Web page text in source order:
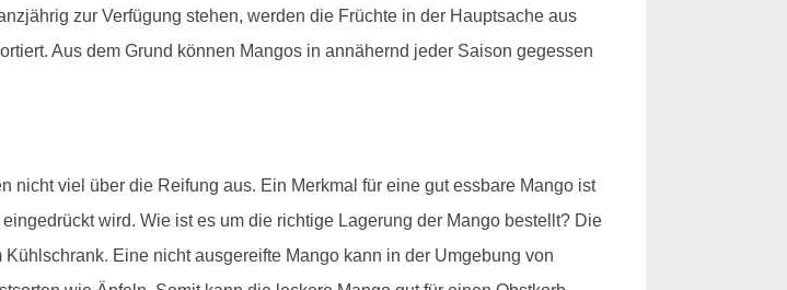
zur Verfügung stehen, werden die Früchte in der Hauptsache aus
Aus dem Grund können Mangos in annähernd jeder Saison gegessen
nicht viel über die Reifung aus. Ein Merkmal für eine gut essbare Mango ist
wird. Wie ist es um die richtige Lagerung der Mango bestellt? Die
Eine nicht ausgereifte Mango kann in der Umgebung von